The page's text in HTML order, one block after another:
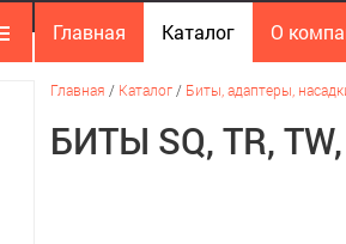
Главная Каталог О
Главная / Каталог / Биты, адаптеры,
БИТЫ SQ, TR,